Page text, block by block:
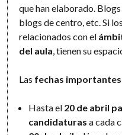
que han elaborado.
blogs de centro, etc. Si
relacionados con el
del aula , tienen su
Las fechas importantes
Hasta el 20 de abril
candidaturas a cada